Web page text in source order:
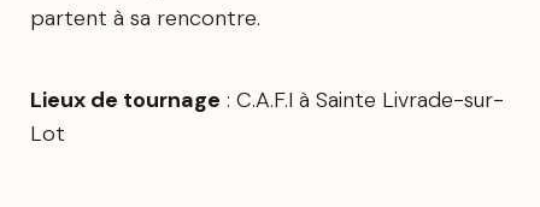
partent à sa rencontre.
Lieux de tournage : C.A.F.I à Sainte Livrade-sur-
Lot